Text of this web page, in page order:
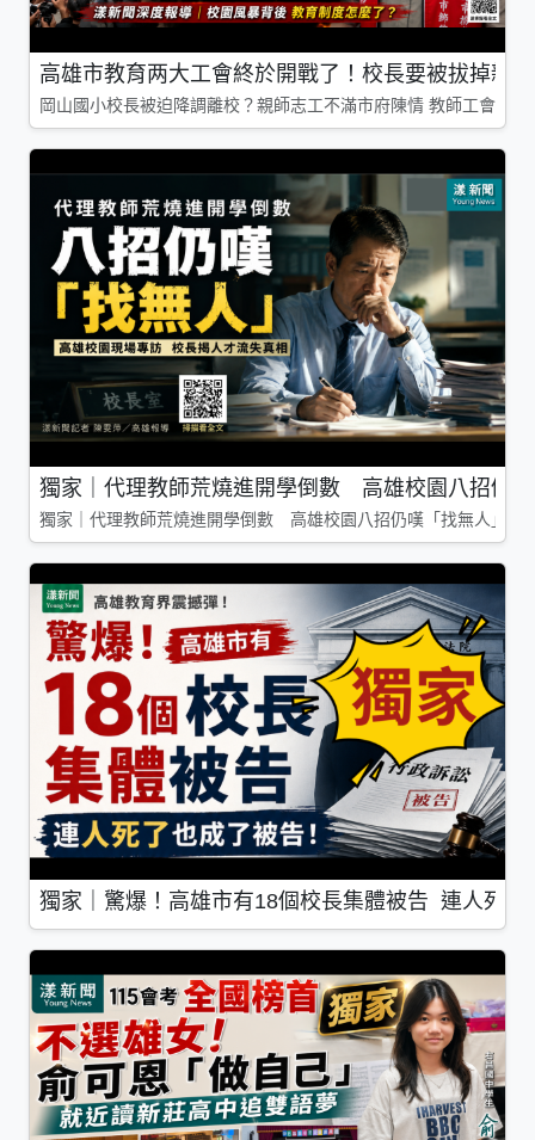
高雄市教育两大工會終於開戰了！校長要被拔掉親
岡山國小校長被迫降調離校？親師志工不滿市府陳情 教師工會槓
獨家｜代理教師荒燒進開學倒數 高雄校園八招仍
獨家｜代理教師荒燒進開學倒數 高雄校園八招仍嘆「找無人」
獨家｜驚爆！高雄市有18個校長集體被告 連人死了